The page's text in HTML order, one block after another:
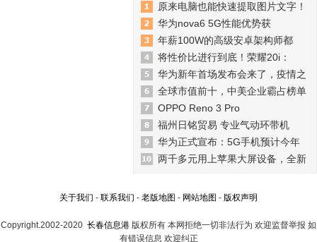
原来电脑也能快速提取图片文字！
华为nova6 5G性能优势获
年薪100W的高级安卓架构师都
将性价比进行到底！荣耀20i：
华为新年首场发布会来了，疫情之
全球市值前十，中美企业霸占榜单
OPPO Reno 3 Pro
福州日铭贸易 专业气动环带机
华为正式宣布：5G手机预计今年
两千多元用上苹果大屏设备，全新
关于我们 - 联系我们 - 老版地图 - 网站地图 - 版权声明
Copyright.2002-2020 长春信息港 版权所有 本网拒绝一切非法行为 欢迎监督举报 如
有错误信息 欢迎纠正